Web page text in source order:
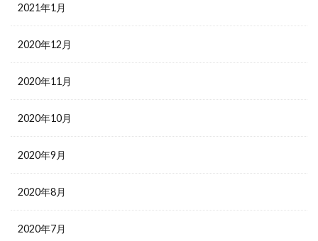
2021年1月
2020年12月
2020年11月
2020年10月
2020年9月
2020年8月
2020年7月